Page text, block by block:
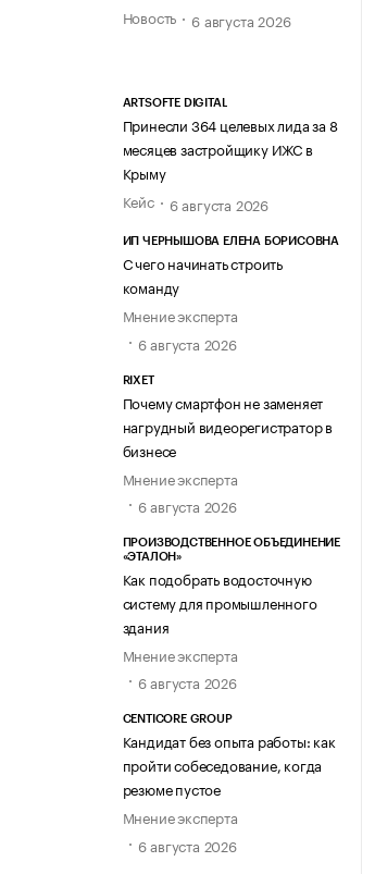
Новость
6 августа 2026
ARTSOFTE DIGITAL
Принесли 364 целевых лида за 8
месяцев застройщику ИЖС в
Крыму
Кейс
6 августа 2026
ИП ЧЕРНЫШОВА ЕЛЕНА БОРИСОВНА
С чего начинать строить
команду
Мнение эксперта
6 августа 2026
RIXET
Почему смартфон не заменяет
нагрудный видеорегистратор в
бизнесе
Мнение эксперта
6 августа 2026
ПРОИЗВОДСТВЕННОЕ ОБЪЕДИНЕНИЕ
«ЭТАЛОН»
Как подобрать водосточную
систему для промышленного
здания
Мнение эксперта
6 августа 2026
CENTICORE GROUP
Кандидат без опыта работы: как
пройти собеседование, когда
резюме пустое
Мнение эксперта
6 августа 2026